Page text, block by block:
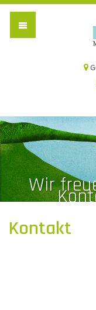
Wir
Kontakt